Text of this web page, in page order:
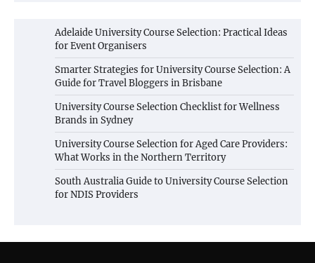
Adelaide University Course Selection: Practical Ideas
for Event Organisers
Smarter Strategies for University Course Selection: A
Guide for Travel Bloggers in Brisbane
University Course Selection Checklist for Wellness
Brands in Sydney
University Course Selection for Aged Care Providers:
What Works in the Northern Territory
South Australia Guide to University Course Selection
for NDIS Providers